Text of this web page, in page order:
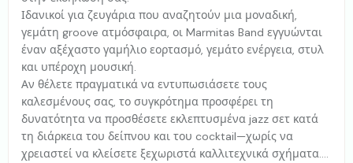
Ιδανικοί για ζευγάρια που αναζητούν μια μοναδική,
γεμάτη groove ατμόσφαιρα, οι Marmitas Band εγγυώνται
έναν αξέχαστο γαμήλιο εορτασμό, γεμάτο ενέργεια, στυλ
και υπέροχη μουσική.
Αν θέλετε πραγματικά να εντυπωσιάσετε τους
καλεσμένους σας, το συγκρότημα προσφέρει τη
δυνατότητα να προσθέσετε εκλεπτυσμένα jazz σετ κατά
τη διάρκεια του δείπνου και του cocktail—χωρίς να
χρειαστεί να κλείσετε ξεχωριστά καλλιτεχνικά σχήματα.